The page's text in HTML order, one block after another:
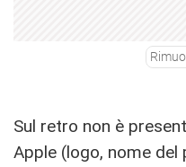
Sul retro non è
Apple (logo, nome